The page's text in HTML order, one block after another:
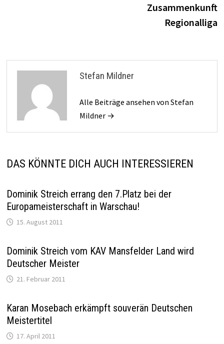
Zusammenkunft
Regionalliga
Stefan Mildner
Alle Beiträge ansehen von Stefan
Mildner →
DAS KÖNNTE DICH AUCH INTERESSIEREN
Dominik Streich errang den 7.Platz bei der
Europameisterschaft in Warschau!
15. August 2011
Dominik Streich vom KAV Mansfelder Land wird
Deutscher Meister
21. Februar 2011
Karan Mosebach erkämpft souverän Deutschen
Meistertitel
17. April 2011